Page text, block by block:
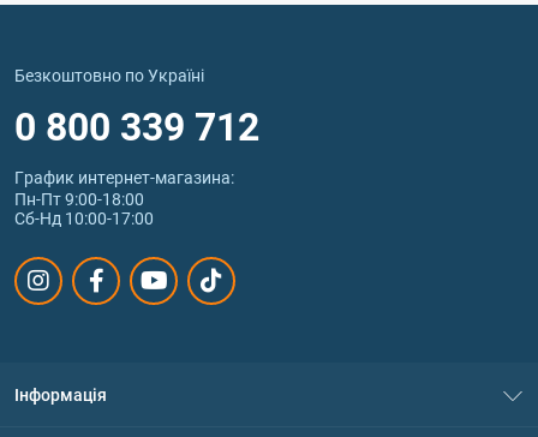
Безкоштовно по Україні
0 800 339 712
График интернет‑магазина:
Пн-Пт 9:00-18:00
Сб-Нд 10:00-17:00
Інформація